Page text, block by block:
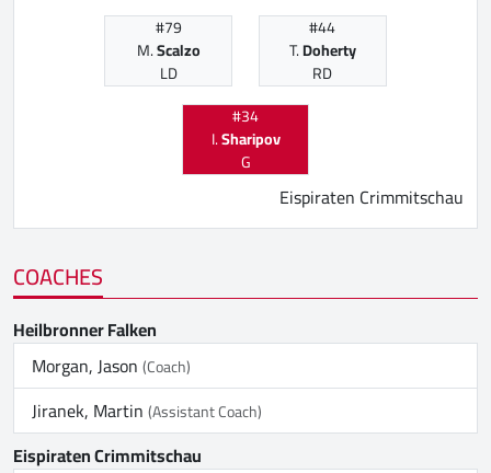
#79
M.Scalzo
LD
#44
T.Doherty
RD
#34
I.Sharipov
G
Eispiraten Crimmitschau
COACHES
Heilbronner Falken
Morgan, Jason(Coach)
Jiranek, Martin(Assistant Coach)
Eispiraten Crimmitschau